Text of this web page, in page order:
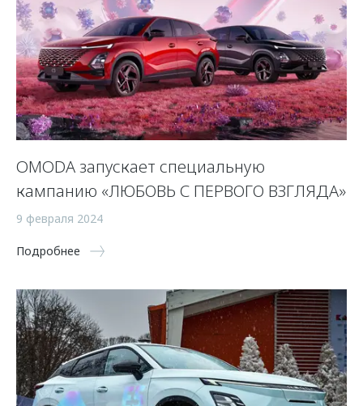
OMODA запускает специальную
кампанию «ЛЮБОВЬ С ПЕРВОГО ВЗГЛЯДА»
9 февраля 2024
Подробнее